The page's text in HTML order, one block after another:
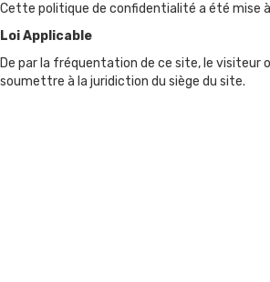
Cette politique de confidentialité a été mise à
Loi Applicable
De par la fréquentation de ce site, le visiteur
soumettre à la juridiction du siège du site.